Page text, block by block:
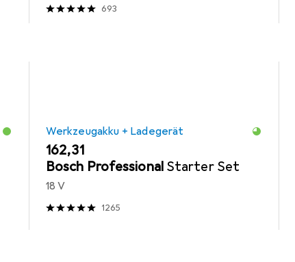
693
Werkzeugakku + Ladegerät
EUR
162,31
Bosch Professional Starter Set
18 V
1265